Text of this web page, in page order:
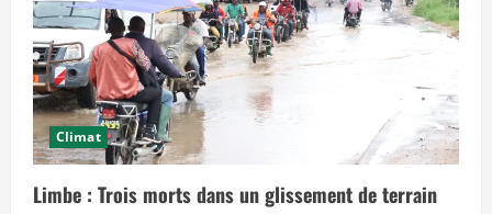
»
Climat
Limbe : Trois morts dans un glissement de terrain